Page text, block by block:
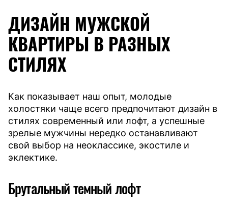
ДИЗАЙН МУЖСКОЙ
КВАРТИРЫ В РАЗНЫХ
СТИЛЯХ
Как показывает наш опыт, молодые
холостяки чаще всего предпочитают дизайн в
стилях современный или лофт, а успешные
зрелые мужчины нередко останавливают
свой выбор на неоклассике, экостиле и
эклектике.
Брутальный темный лофт